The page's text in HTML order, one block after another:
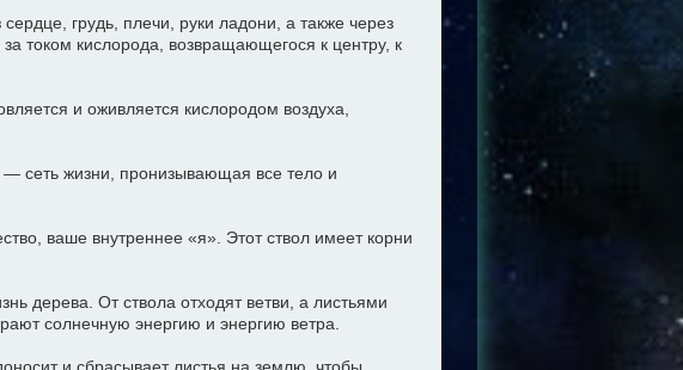
грудь, плечи, руки ладони, а также через
током кислорода, возвращающегося к центру, к
и оживляется кислородом воздуха,
сеть жизни, пронизывающая все тело и
ваше внутреннее «я». Этот ствол имеет корни
дерева. От ствола отходят ветви, а листьями
солнечную энергию и энергию ветра.